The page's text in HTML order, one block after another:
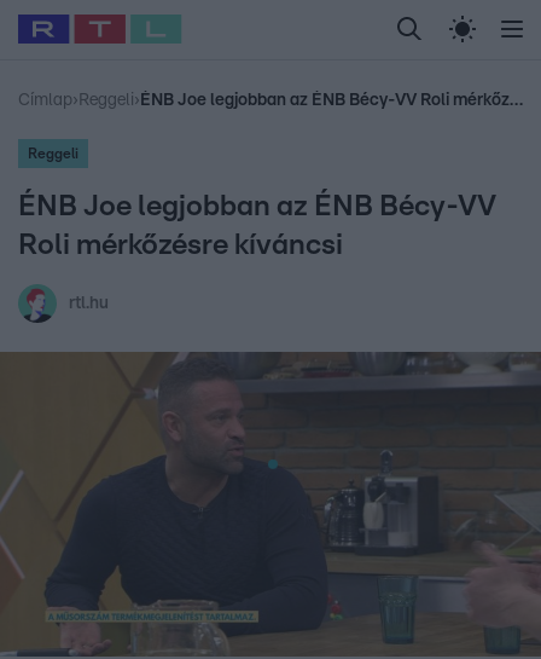
Legfrissebb RTL Híradó Randi Celeb vagyok,
Babits Marcella Most Wanted Gallusz
Címlap› Reggeli› ÉNB Joe legjobban az ÉNB Bécy-VV Roli mérkőzésre kíváncsi
Reggeli
ÉNB Joe legjobban az ÉNB Bécy-VV
Roli mérkőzésre kíváncsi
rtl.hu